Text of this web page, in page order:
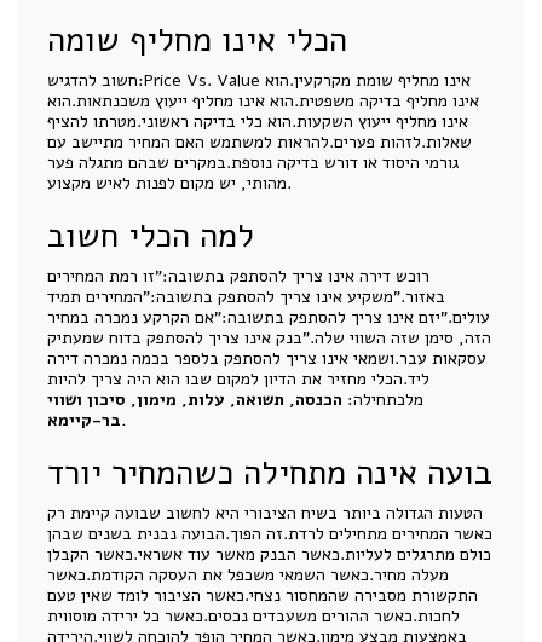
הכלי אינו מחליף שומה
חשוב להדגיש:Price Vs. Value אינו מחליף שומת מקרקעין.הוא
אינו מחליף בדיקה משפטית.הוא אינו מחליף ייעוץ משכנתאות.הוא
אינו מחליף ייעוץ השקעות.הוא כלי בדיקה ראשוני.מטרתו להציף
שאלות.לזהות פערים.להראות למשתמש האם המחיר מתיישב עם
גורמי היסוד או דורש בדיקה נוספת.במקרים שבהם מתגלה פער
מהותי, יש מקום לפנות לאיש מקצוע.
למה הכלי חשוב
רוכש דירה אינו צריך להסתפק בתשובה:"זו רמת המחירים
באזור."משקיע אינו צריך להסתפק בתשובה:"המחירים תמיד
עולים."יזם אינו צריך להסתפק בתשובה:"אם הקרקע נמכרה במחיר
הזה, סימן שזה השווי שלה."בנק אינו צריך להסתפק בדוח שמעתיק
עסקאות עבר.ושמאי אינו צריך להסתפק בלספר בכמה נמכרה דירה
ליד.הכלי מחזיר את הדיון למקום שבו הוא היה צריך להיות
מלכתחילה: הכנסה, תשואה, עלות, מימון, סיכון ושווי
בר-קיימא.
בועה אינה מתחילה כשהמחיר יורד
הטעות הגדולה ביותר בשיח הציבורי היא לחשוב שבועה קיימת רק
כאשר המחירים מתחילים לרדת.זה הפוך.הבועה נבנית בשנים שבהן
כולם מתרגלים לעליות.כאשר הבנק מאשר עוד אשראי.כאשר הקבלן
מעלה מחיר.כאשר השמאי משכפל את העסקה הקודמת.כאשר
התקשורת מסבירה שהמחסור נצחי.כאשר הציבור לומד שאין טעם
לחכות.כאשר ההורים משעבדים נכסים.כאשר כל ירידה מוסווית
באמצעות מבצע מימון.כאשר המחיר הופך להוכחה לשווי.הירידה